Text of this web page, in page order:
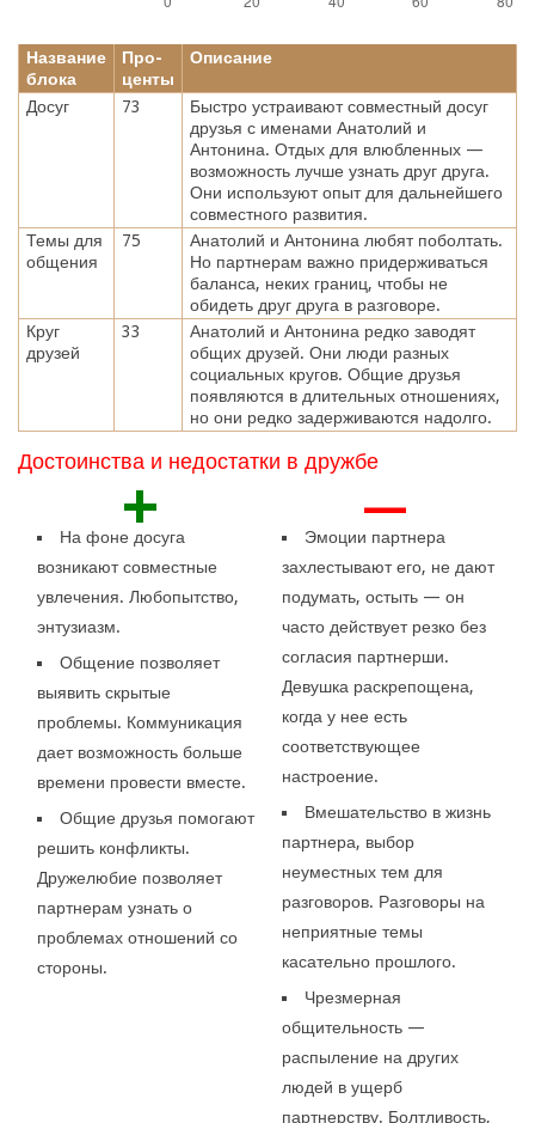
Название
блока
Про-
центы
Описание
Досуг 73
Быстро устраивают совместный досуг
друзья с именами Анатолий и
Антонина. Отдых для влюбленных —
возможность лучше узнать друг друга.
Они используют опыт для дальнейшего
совместного развития.
Темы для
общения
75
Анатолий и Антонина любят поболтать.
Но партнерам важно придерживаться
баланса, неких границ, чтобы не
обидеть друг друга в разговоре.
Круг
друзей
33
Анатолий и Антонина редко заводят
общих друзей. Они люди разных
социальных кругов. Общие друзья
появляются в длительных отношениях,
но они редко задерживаются надолго.
Достоинства и недостатки в дружбе
+
На фоне досуга
возникают совместные
увлечения. Любопытство,
энтузиазм.
Общение позволяет
выявить скрытые
проблемы. Коммуникация
дает возможность больше
времени провести вместе.
Общие друзья помогают
решить конфликты.
Дружелюбие позволяет
партнерам узнать о
проблемах отношений со
стороны.
—
Эмоции партнера
захлестывают его, не дают
подумать, остыть — он
часто действует резко без
согласия партнерши.
Девушка раскрепощена,
когда у нее есть
соответствующее
настроение.
Вмешательство в жизнь
партнера, выбор
неуместных тем для
разговоров. Разговоры на
неприятные темы
касательно прошлого.
Чрезмерная
общительность —
распыление на других
людей в ущерб
партнерству. Болтливость,